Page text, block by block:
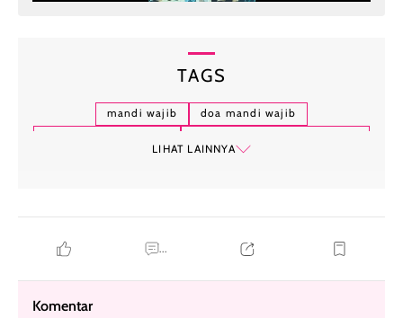
TAGS
mandi wajib
doa mandi wajib
LIHAT LAINNYA
...
Komentar